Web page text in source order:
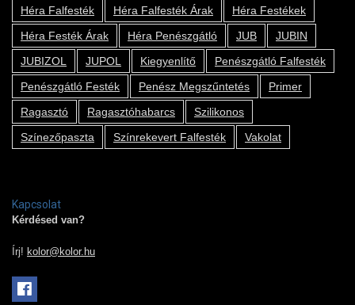
Héra Falfesték
Héra Falfesték Árak
Héra Festékek
Héra Festék Árak
Héra Penészgátló JUB
JUBIN
JUBIZOL
JUPOL Kiegyenlítő
Penészgátló Falfesték
Penészgátló Festék
Penész Megszűntetés
Primer
Ragasztó
Ragasztóhabarcs
Szilikonos
Színezőpaszta
Színrekevert Falfesték Vakolat
Kapcsolat
Kérdésed van?
Írj! kolor@kolor.hu